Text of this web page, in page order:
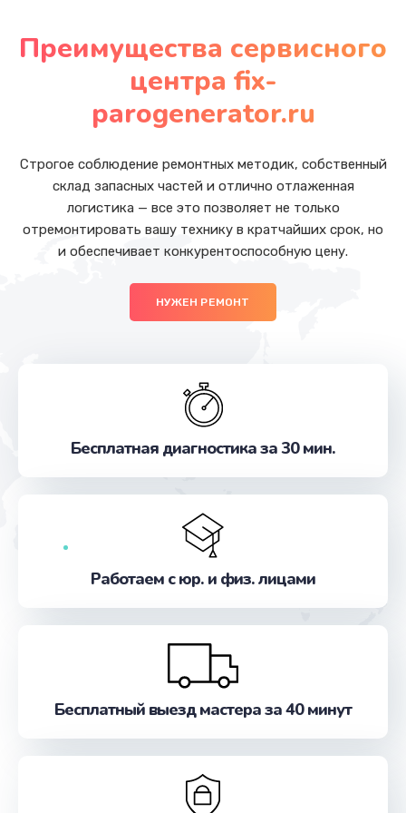
Заказать
Чистка от кофейных масел
Заказать
Чистка с разбором кофемашины
от 1050 руб.
Заказать
Декальцинация
Ремонт капучинатора
от 650 руб.
Заказать
от 1500 руб.
Заказать
Ремонт системной платы
Заказать
Ремонт силовой платы
Очистка от накипи
Преимущества сервисного
центра fix-
parogenerator.ru
Строгое соблюдение ремонтных методик, собственный
склад запасных частей и отлично отлаженная
логистика — все это позволяет не только
отремонтировать вашу технику в кратчайших срок, но
и обеспечивает конкурентоспособную цену.
НУЖЕН РЕМОНТ
Бесплатная диагностика за 30 мин.
Работаем с юр. и физ. лицами
Бесплатный выезд мастера за 40 минут